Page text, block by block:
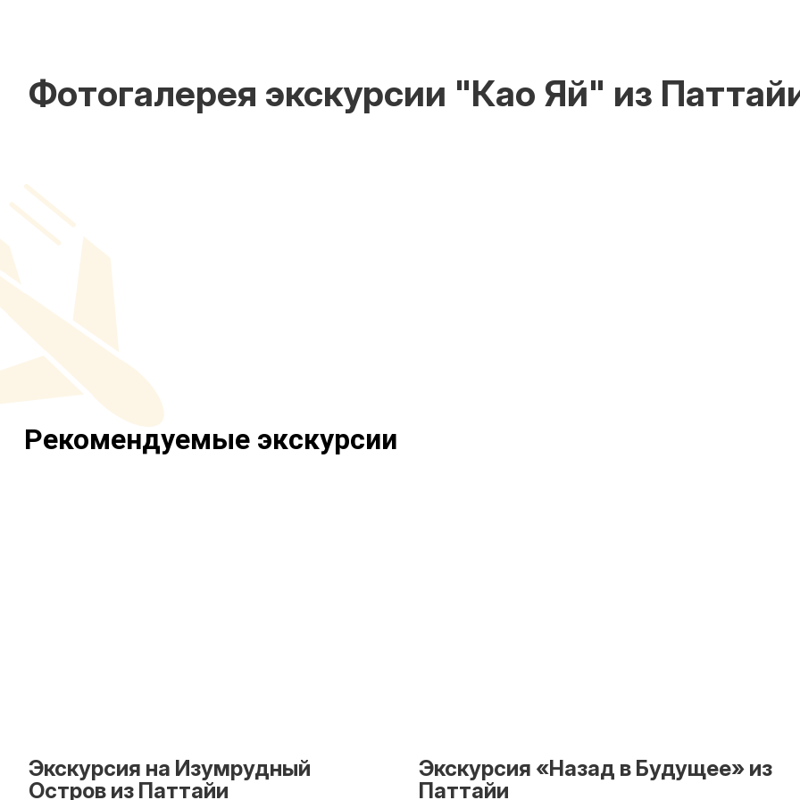
Фотогалерея экскурсии "Као Яй" из
Рекомендуемые экскурсии
Экскурсия на Изумрудный
Остров из Паттайи
Экскурсия «Назад в Будущее» из
Паттайи